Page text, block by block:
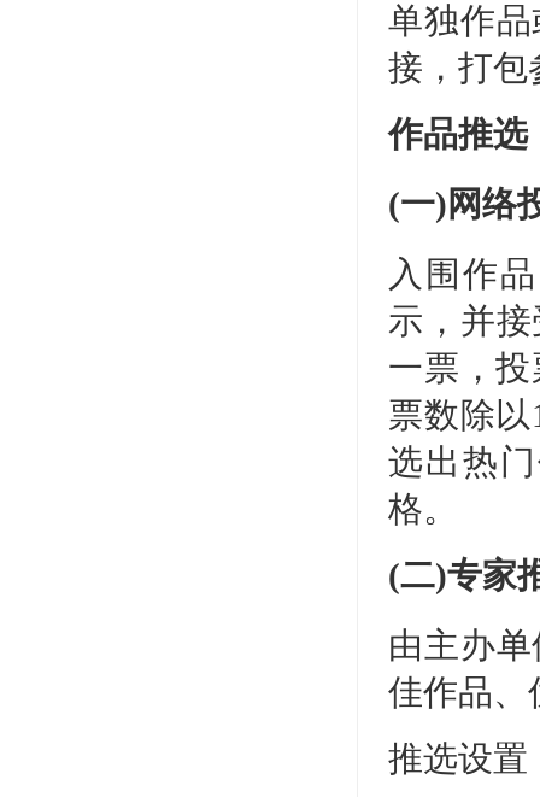
单独作
接，打包
作品推选
(一)网络
入围作
示，并
一票，
票数除
选出热
格。
(二)专家
由主办
佳作品、
推选设置